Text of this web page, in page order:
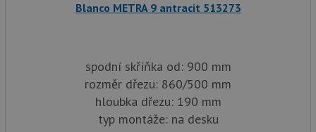
Blanco METRA 9 antracit 513273
spodní skříňka od: 900 mm
rozměr dřezu: 860/500 mm
hloubka dřezu: 190 mm
typ montáže: na desku